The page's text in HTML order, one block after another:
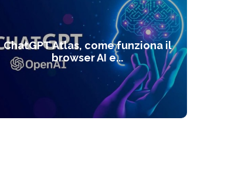
ChatGPT Atlas, come funziona il
browser AI e...